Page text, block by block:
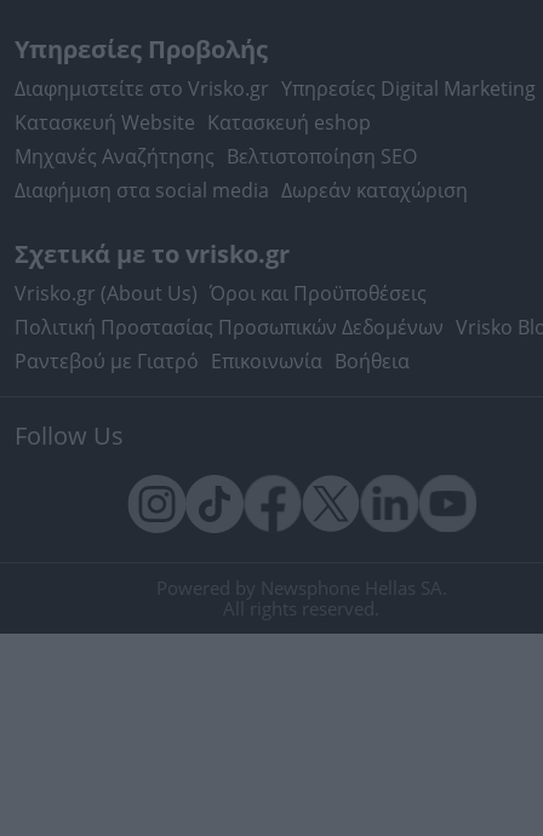
Υπηρεσίες Προβολής
Διαφημιστείτε στο Vrisko.gr Υπηρεσίες Digital Marketing
Κατασκευή Website Κατασκευή eshop
Μηχανές Αναζήτησης Βελτιστοποίηση SEO
Διαφήμιση στα social media Δωρεάν καταχώριση
Σχετικά με το vrisko.gr
Vrisko.gr (About Us) Όροι και Προϋποθέσεις
Πολιτική Προστασίας Προσωπικών Δεδομένων Vrisko
Ραντεβού με Γιατρό Επικοινωνία Βοήθεια
Follow Us
Powered by Newsphone Hellas SA.
All rights reserved.